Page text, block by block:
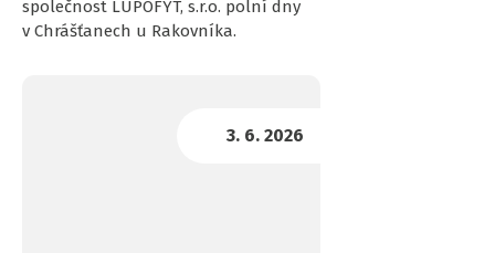
společnost LUPOFYT, s.r.o. polní dny
v Chrášťanech u Rakovníka.